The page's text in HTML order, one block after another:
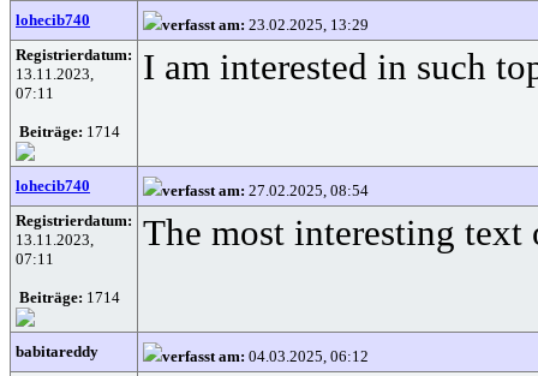
lohecib740 verfasst am: 23.02.2025, 13:29
Registrierdatum:
13.11.2023,
07:11
Beiträge: 1714
I am interested in such
lohecib740 verfasst am: 27.02.2025, 08:54
Registrierdatum:
13.11.2023,
07:11
Beiträge: 1714
The most interesting
babitareddy verfasst am: 04.03.2025, 06:12